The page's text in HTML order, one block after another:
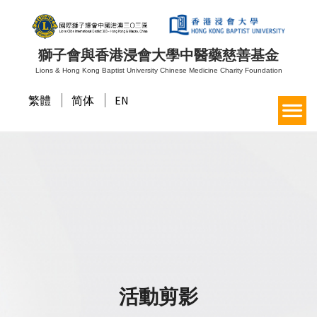
獅子會與香港浸會大學中醫藥慈善基金
Lions & Hong Kong Baptist University Chinese Medicine Charity Foundation
繁體 简体 EN
活動剪影